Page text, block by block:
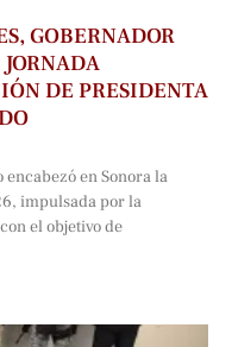
GOBERNADOR
DE PRESIDENTA
en Sonora la
impulsada por la
el objetivo de